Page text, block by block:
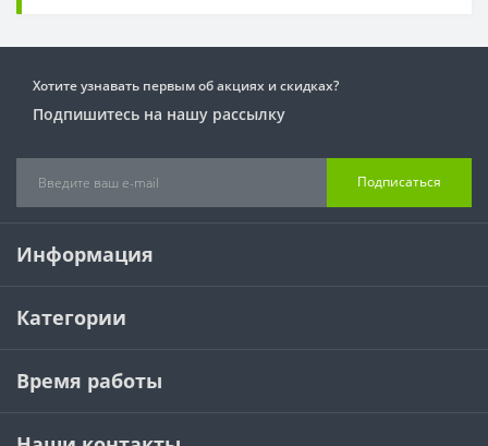
Хотите узнавать первым об акциях и скидках?
Подпишитесь на нашу рассылку
Подписаться
Информация
Категории
Время работы